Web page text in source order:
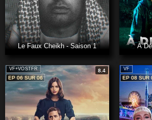
Le Faux Cheikh - Saison 1 À
VF+VOSTFR
8.4
EP 06 SUR 06
VF
EP 08 SUR